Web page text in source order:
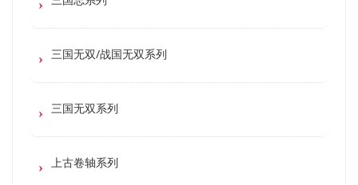
三国无双/战国无双系列
三国无双系列
上古卷轴系列